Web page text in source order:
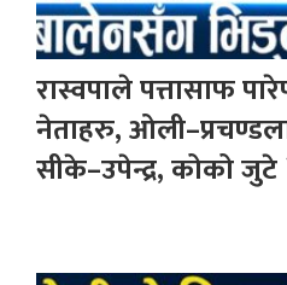
रास्वपाले पत्तासाफ
नेताहरु,
सीके–उपेन्द्र, कोको जुटे